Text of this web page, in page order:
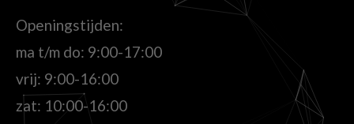
Openingstijden:
ma t/m do: 9:00-17:00
vrij: 9:00-16:00
zat: 10:00-16:00